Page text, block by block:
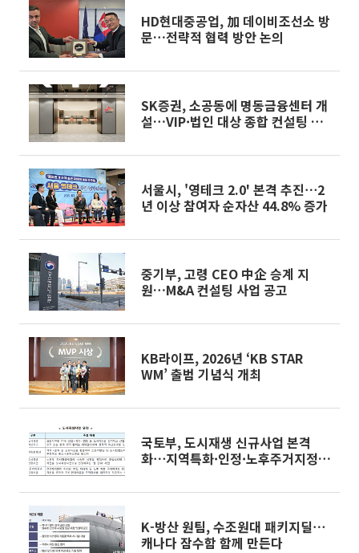
HD현대중공업, 加 데이비조선소 방
문…전략적 협력 방안 논의
SK증권, 소공동에 명동금융센터 개
설…VIP·법인 대상 종합 컨설팅 강
서울시, '영테크 2.0' 본격 추진⋯2
년 이상 참여자 순자산 44.8% 증가
중기부, 고령 CEO 中企 승계 지
원…M&A 컨설팅 사업 공고
KB라이프, 2026년 ‘KB STAR
WM’ 출범 기념식 개최
국토부, 도시재생 신규사업 본격
화⋯지역특화·인정·노후주거지정
K-방산 원팀, 수조원대 패키지딜⋯
캐나다 잠수함 함께 만든다